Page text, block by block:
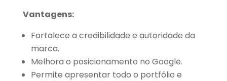
Vantagens:
Fortalece a credibilidade e autoridade da
marca.
Melhora o posicionamento no Google.
Permite apresentar todo o portfólio e